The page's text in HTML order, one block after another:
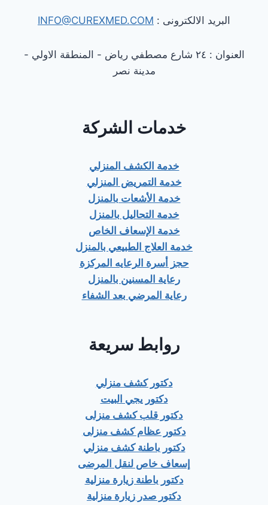
البريد الالكترونى : INFO@CUREXMED.COM
العنوان : ٢٤ شارع مصطفي رياض - المنطقة الاولي -
مدينة نصر
خدمات الشركة
خدمة الكشف المنزلي
خدمة التمريض المنزلي
خدمة الأشعات بالمنزل
خدمة التحاليل بالمنزل
خدمة الإسعاف الخاص
خدمة العلاج الطبيعي بالمنزل
حجز أسرة الرعايه المركزة
رعاية المسنين بالمنزل
رعاية المرضي بعد الشفاء
روابط سريعة
دكتور كشف منزلي
دكتور يجي البيت
دكتور قلب كشف منزلى
دكتور عظام كشف منزلى
دكتور باطنة كشف منزلي
إسعاف خاص لنقل المرضى
دكتور باطنة زيارة منزلية
دكتور صدر زيارة منزلية